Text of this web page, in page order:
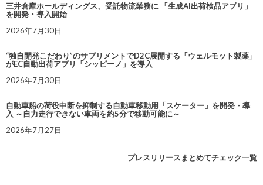
三井倉庫ホールディングス、受託物流業務に 「生成AI出荷検品アプリ」
を開発・導入開始
2026年7月30日
“独自開発こだわり”のサプリメントでD2C展開する「ウェルモット製薬」
がEC自動出荷アプリ「シッピーノ」を導入
2026年7月30日
自動車船の荷役中断を抑制する自動車移動用「スケーター」を開発・導
入 ～自力走行できない車両を約5分で移動可能に～
2026年7月27日
プレスリリースまとめてチェック一覧